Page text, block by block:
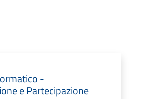
-
e Partecipazione